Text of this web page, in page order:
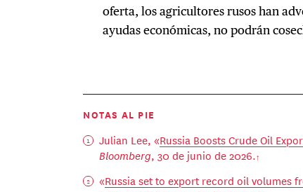
oferta, los agricultores rusos han
ayudas económicas, no podrán
NOTAS AL PIE
Julian Lee, «Russia Boosts Crude Oil
Bloomberg, 30 de junio de 2026.
«Russia set to export record oil volumes